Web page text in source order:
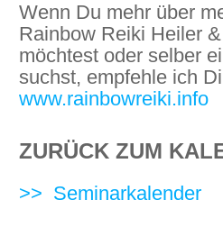
Wenn Du mehr über
Rainbow Reiki Heiler
möchtest oder selber
suchst, empfehle ich
www.rainbowreiki.info
ZURÜCK ZUM
>> Seminarkalender